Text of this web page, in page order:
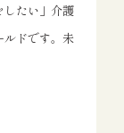
したい」介護
ルドです。未